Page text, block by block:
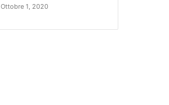
Ottobre 1, 2020